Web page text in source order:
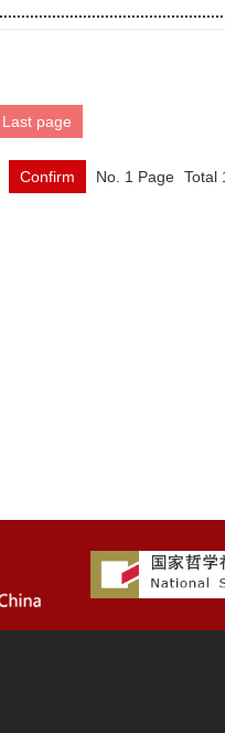
Last page
Confirm No. 1 Page Total